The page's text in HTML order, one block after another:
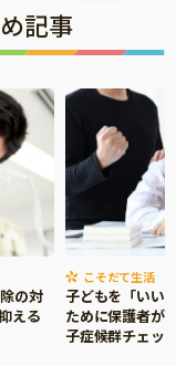
記事
の対
える
こそだて生活
子どもを「いい
ために保護者が
子症候群チェッ